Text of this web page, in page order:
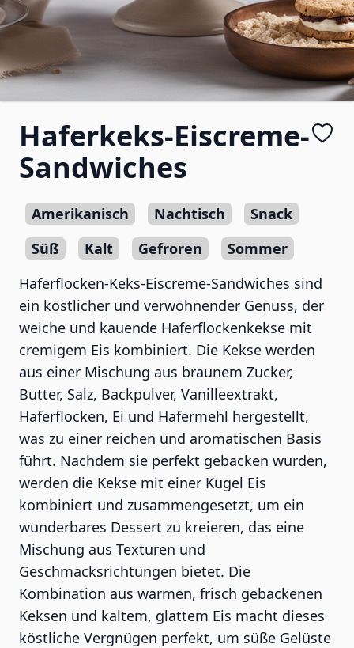
Haferkeks-Eiscreme-
Sandwiches
Amerikanisch Nachtisch
Snack
Süß
Kalt Gefroren
Sommer
Haferflocken-Keks-Eiscreme-Sandwiches sind
ein köstlicher und verwöhnender Genuss, der
weiche und kauende Haferflockenkekse mit
cremigem Eis kombiniert. Die Kekse werden
aus einer Mischung aus braunem Zucker,
Butter, Salz, Backpulver, Vanilleextrakt,
Haferflocken, Ei und Hafermehl hergestellt,
was zu einer reichen und aromatischen Basis
führt. Nachdem sie perfekt gebacken wurden,
werden die Kekse mit einer Kugel Eis
kombiniert und zusammengesetzt, um ein
wunderbares Dessert zu kreieren, das eine
Mischung aus Texturen und
Geschmacksrichtungen bietet. Die
Kombination aus warmen, frisch gebackenen
Keksen und kaltem, glattem Eis macht dieses
köstliche Vergnügen perfekt, um süße Gelüste